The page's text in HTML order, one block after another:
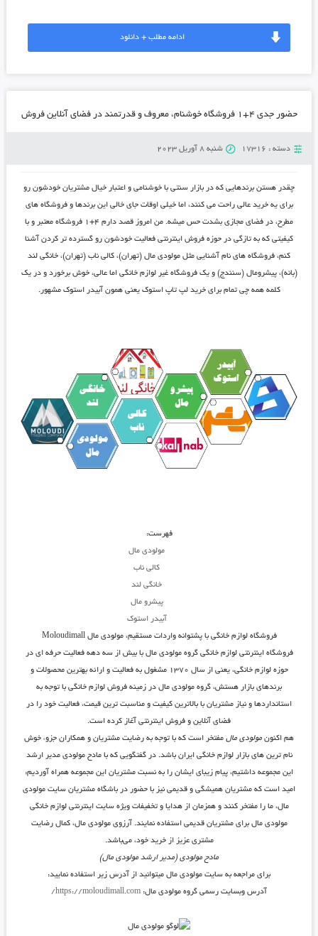
ادامه مطلب + دانلود
حضور جدی ۴+۱ فروشگاه خوشنام، معروف و قدرتمند در فضای آنلاین فروش
دسته : 17316 شنبه 8 آوریل 2023
چقدر هستن برندهایی که در بازار سنتی با خوشنامی و اعتبار خیال مشتریان خودشون رو
برای یه خرید عالی راحت می کنند، اما خیلی اوقات جای خالی این برندها و فروشگاه های
مطرح، در فضای مجازی بشدت حس میشه. من امروز قصد دارم ۴+۱ فروشگاه معتبر و با
کیفیتی که به تازگی در حوزه فروش اینترنتی فعالیت خودشون رو گسترده تر کردن آشنا
کنم، فروشگاه های نام آشنایی مثل مولودی مال(تهران)، کالی ناب(تهران)، خانگی لند
(بانه)،پیشرومال (سنندج) و یک فروشگاه غیر لوازم خانگی اما عالی، خوش برخورد و در یک
کلمه همه چی تمام برای خرید لپ تاپ استوک یعنی همون آبیدر استوک مشهور.
فهرست:
مولودی مال
کالی ناب
خانگی لند
پیشرو مال
آبیدر استوک
فروشگاه لوازم خانگی با پشتوانه واردات مستقیم، مولودی مال Moloudimall
فروشگاه اینترنتی لوازم خانگی گروه مولودی مال با بیش از سه دهه فعالیت حرفه ای در
حوزه لوازم خانگی، یعنی از سال ۱۳۷۰ مشغول به فعالیت و ارائه بهترین محصولات و
برندهای بازار هستش، گروه مولودی مال در زمینه فروش لوازم خانگی با توجه به
استانداردها و نیاز مشتریان با بالاترین کیفیت و مناسبت ترین قیمت، فعالیت خود را در
فضای آنلاین و فروش اینترنتی آغاز کرده است.
هم اکنونمولودی مالمفتخر است که با توجه به رضایت مشتریان و همکاران جزوء خوش
نام ترین های بازار لوازم خانگی ایران باشد. در گفتگویی که با مادح مولودی مدیر ارشد
این مجموعه داشتیم، پیام زیبای ایشان را به نسبت مشتریان این مجموعه همراه آوردیم:
امید است که مشتریان همیشگی و قدیمی نیز با حضور در باشگاه مشتریان سایت مولودی
مال، ما را مفتخر کنند و همزمان از هدایا و تخفیفات ویژه سایت اینترنتی لوازم خانگی
مولودی مال برای مشتریان قدیمی استفاده نمایند. آرزوی مولودی مال، کمال رضایت
مشتری عزیز از خرید خود، می‌باشد.
مادح مولودی (مدیر ارشد مولودی مال)
برای مراجعه به سایت مولودی مال میتوانید از آدرس زیر استفاده نمایید:
آدرس وبسایت رسمی گروه مولودی مال: https://moloudimall.com/